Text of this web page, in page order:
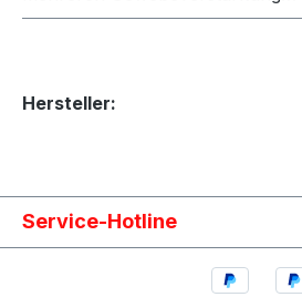
Hersteller:
Service-Hotline